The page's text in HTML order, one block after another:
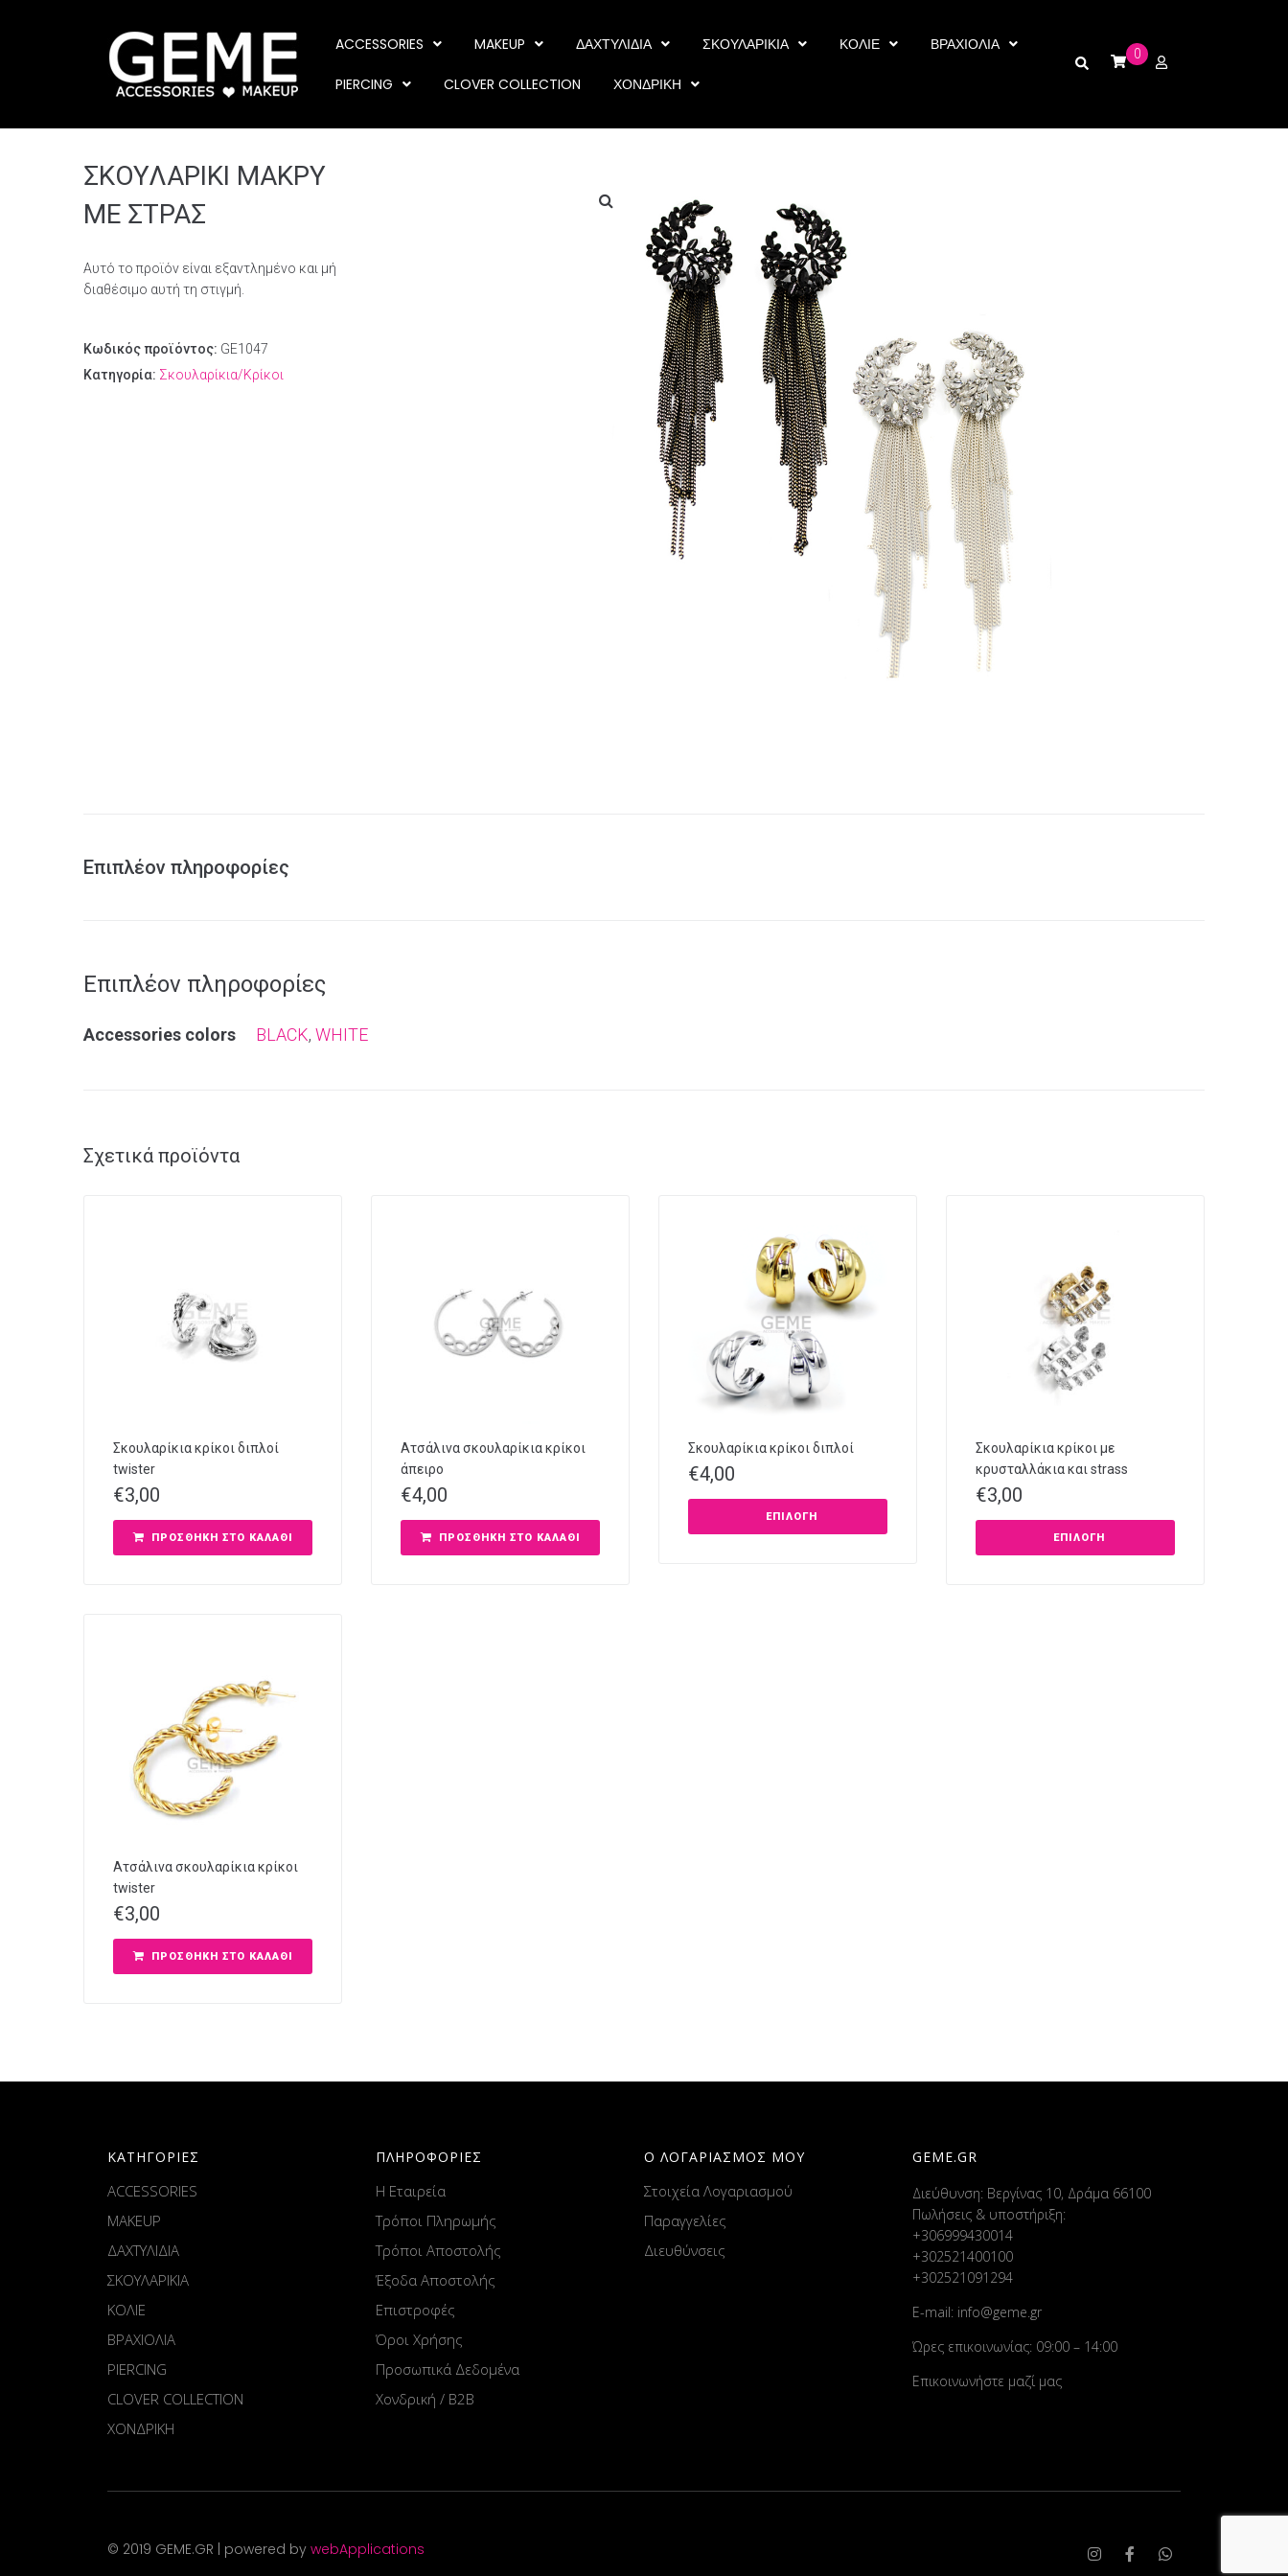
ACCESSORIES MAKEUP ΔΑΧΤΥΛΙΔΙΑ ΣΚΟΥΛΑΡΙΚΙΑ ΚΟΛΙΕ ΒΡΑΧΙΟΛΙΑ
PIERCING CLOVER COLLECTION ΧΟΝΔΡΙΚΗ
0
ΣΚΟΥΛΑΡΙΚΙ ΜΑΚΡΥ
ΜΕ ΣΤΡΑΣ
Αυτό το προϊόν είναι εξαντλημένο και μή
διαθέσιμο αυτή τη στιγμή.
Κωδικός προϊόντος: GE1047
Κατηγορία: Σκουλαρίκια/Κρίκοι
Επιπλέον πληροφορίες
Επιπλέον πληροφορίες
Αccessories colors BLACK, WHITE
Σχετικά προϊόντα
Σκουλαρίκια κρίκοι διπλοί
twister
€3,00
ΠΡΟΣΘΉΚΗ ΣΤΟ ΚΑΛΆΘΙ
Ατσάλινα σκουλαρίκια κρίκοι
άπειρο
€4,00
ΠΡΟΣΘΉΚΗ ΣΤΟ ΚΑΛΆΘΙ
Σκουλαρίκια κρίκοι διπλοί
€4,00
ΕΠΙΛΟΓΉ
Σκουλαρίκια κρίκοι με
κρυσταλλάκια και strass
€3,00
ΕΠΙΛΟΓΉ
Ατσάλινα σκουλαρίκια κρίκοι
twister
€3,00
ΠΡΟΣΘΉΚΗ ΣΤΟ ΚΑΛΆΘΙ
ΚΑΤΗΓΟΡΙΕΣ
ACCESSORIES
MAKEUP
ΔΑΧΤΥΛΙΔΙΑ
ΣΚΟΥΛΑΡΙΚΙΑ
ΚΟΛΙΕ
ΒΡΑΧΙΟΛΙΑ
PIERCING
CLOVER COLLECTION
ΧΟΝΔΡΙΚΗ
ΠΛΗΡΟΦΟΡΙΕΣ
Η Εταιρεία
Τρόποι Πληρωμής
Τρόποι Αποστολής
Έξοδα Αποστολής
Επιστροφές
Όροι Χρήσης
Προσωπικά Δεδομένα
Χονδρική / B2B
Ο ΛΟΓΑΡΙΑΣΜΟΣ ΜΟΥ
Στοιχεία Λογαριασμού
Παραγγελίες
Διευθύνσεις
GEME.GR
Διεύθυνση: Βεργίνας 10, Δράμα 66100
Πωλήσεις & υποστήριξη:
+306999430014
+302521400100
+302521091294
E-mail: info@geme.gr
Ώρες επικοινωνίας: 09:00 – 14:00
Επικοινωνήστε μαζί μας
© 2019 GEME.GR | powered by webApplications